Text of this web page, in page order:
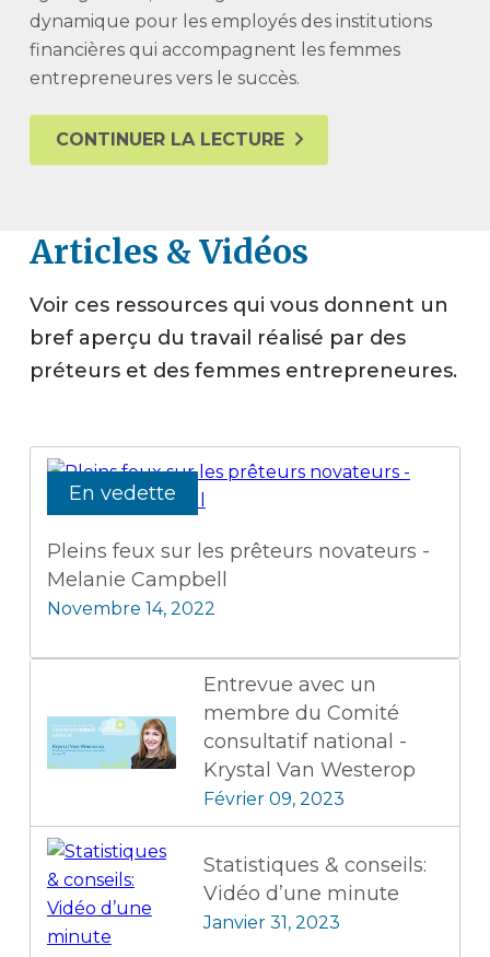
dynamique pour les employés des institutions
financières qui accompagnent les femmes
entrepreneures vers le succès.
CONTINUER LA LECTURE
Articles & Vidéos
Voir ces ressources qui vous donnent un
bref aperçu du travail réalisé par des
préteurs et des femmes entrepreneures.
En vedette
Pleins feux sur les prêteurs novateurs -
Melanie Campbell
Novembre 14, 2022
Entrevue avec un
membre du Comité
consultatif national -
Krystal Van Westerop
Février 09, 2023
Statistiques & conseils:
Vidéo d’une minute
Janvier 31, 2023